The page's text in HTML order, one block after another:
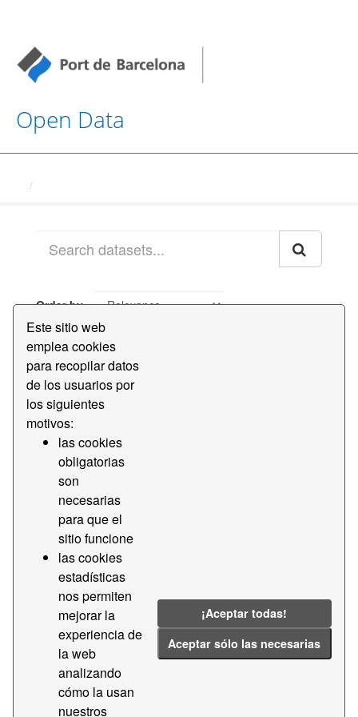
Este sitio web
emplea cookies
para recopilar datos
de los usuarios por
los siguientes
motivos:
las cookies
obligatorias
son
necesarias
para que el
sitio funcione
las cookies
estadísticas
nos permiten
mejorar la
experiencia de
la web
analizando
cómo la usan
nuestros
¡Aceptar todas!
Aceptar sólo las necesarias
Open Data
Order by
2 conjuntos de datos encontrados
Licenses: CC BY-SA 4.0
Estadísticas
Mercancía
Filter Results
Estadísticas de tráfico de mercancías por
naturaleza y presentación de la mer...
Datos estadísticos del tráfico de mercancías por
naturaleza y presentación de la mercancía (código
arancelario 437) del Puerto de Barcelona
Estadísticas de tráfico de mercancías por
envase
Datos estadísticos del tráfico de mercancías por envase